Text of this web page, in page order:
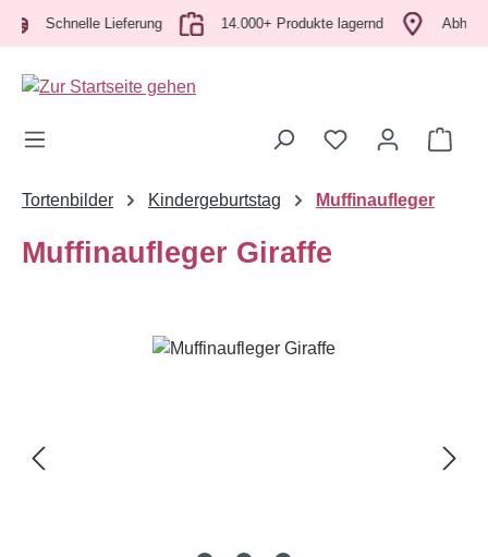
Zum Hauptinhalt springen
Schnelle Lieferung 14.000+ Produkte lagernd Abholung
Tortenbilder Kindergeburtstag Muffinaufleger
Muffinaufleger Giraffe
Bildergalerie überspringen